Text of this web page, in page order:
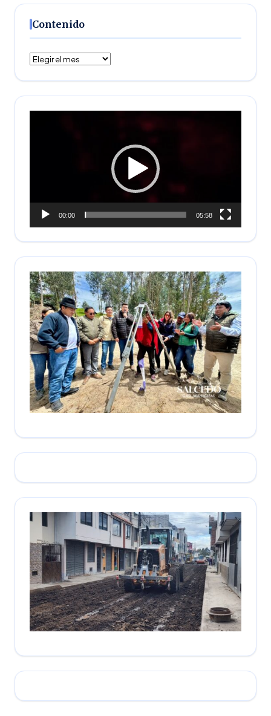
Contenido
Contenido
00:00 05:58